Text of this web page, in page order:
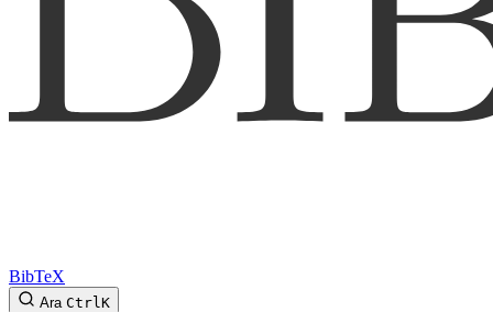
BibTeX
Ara CtrlK